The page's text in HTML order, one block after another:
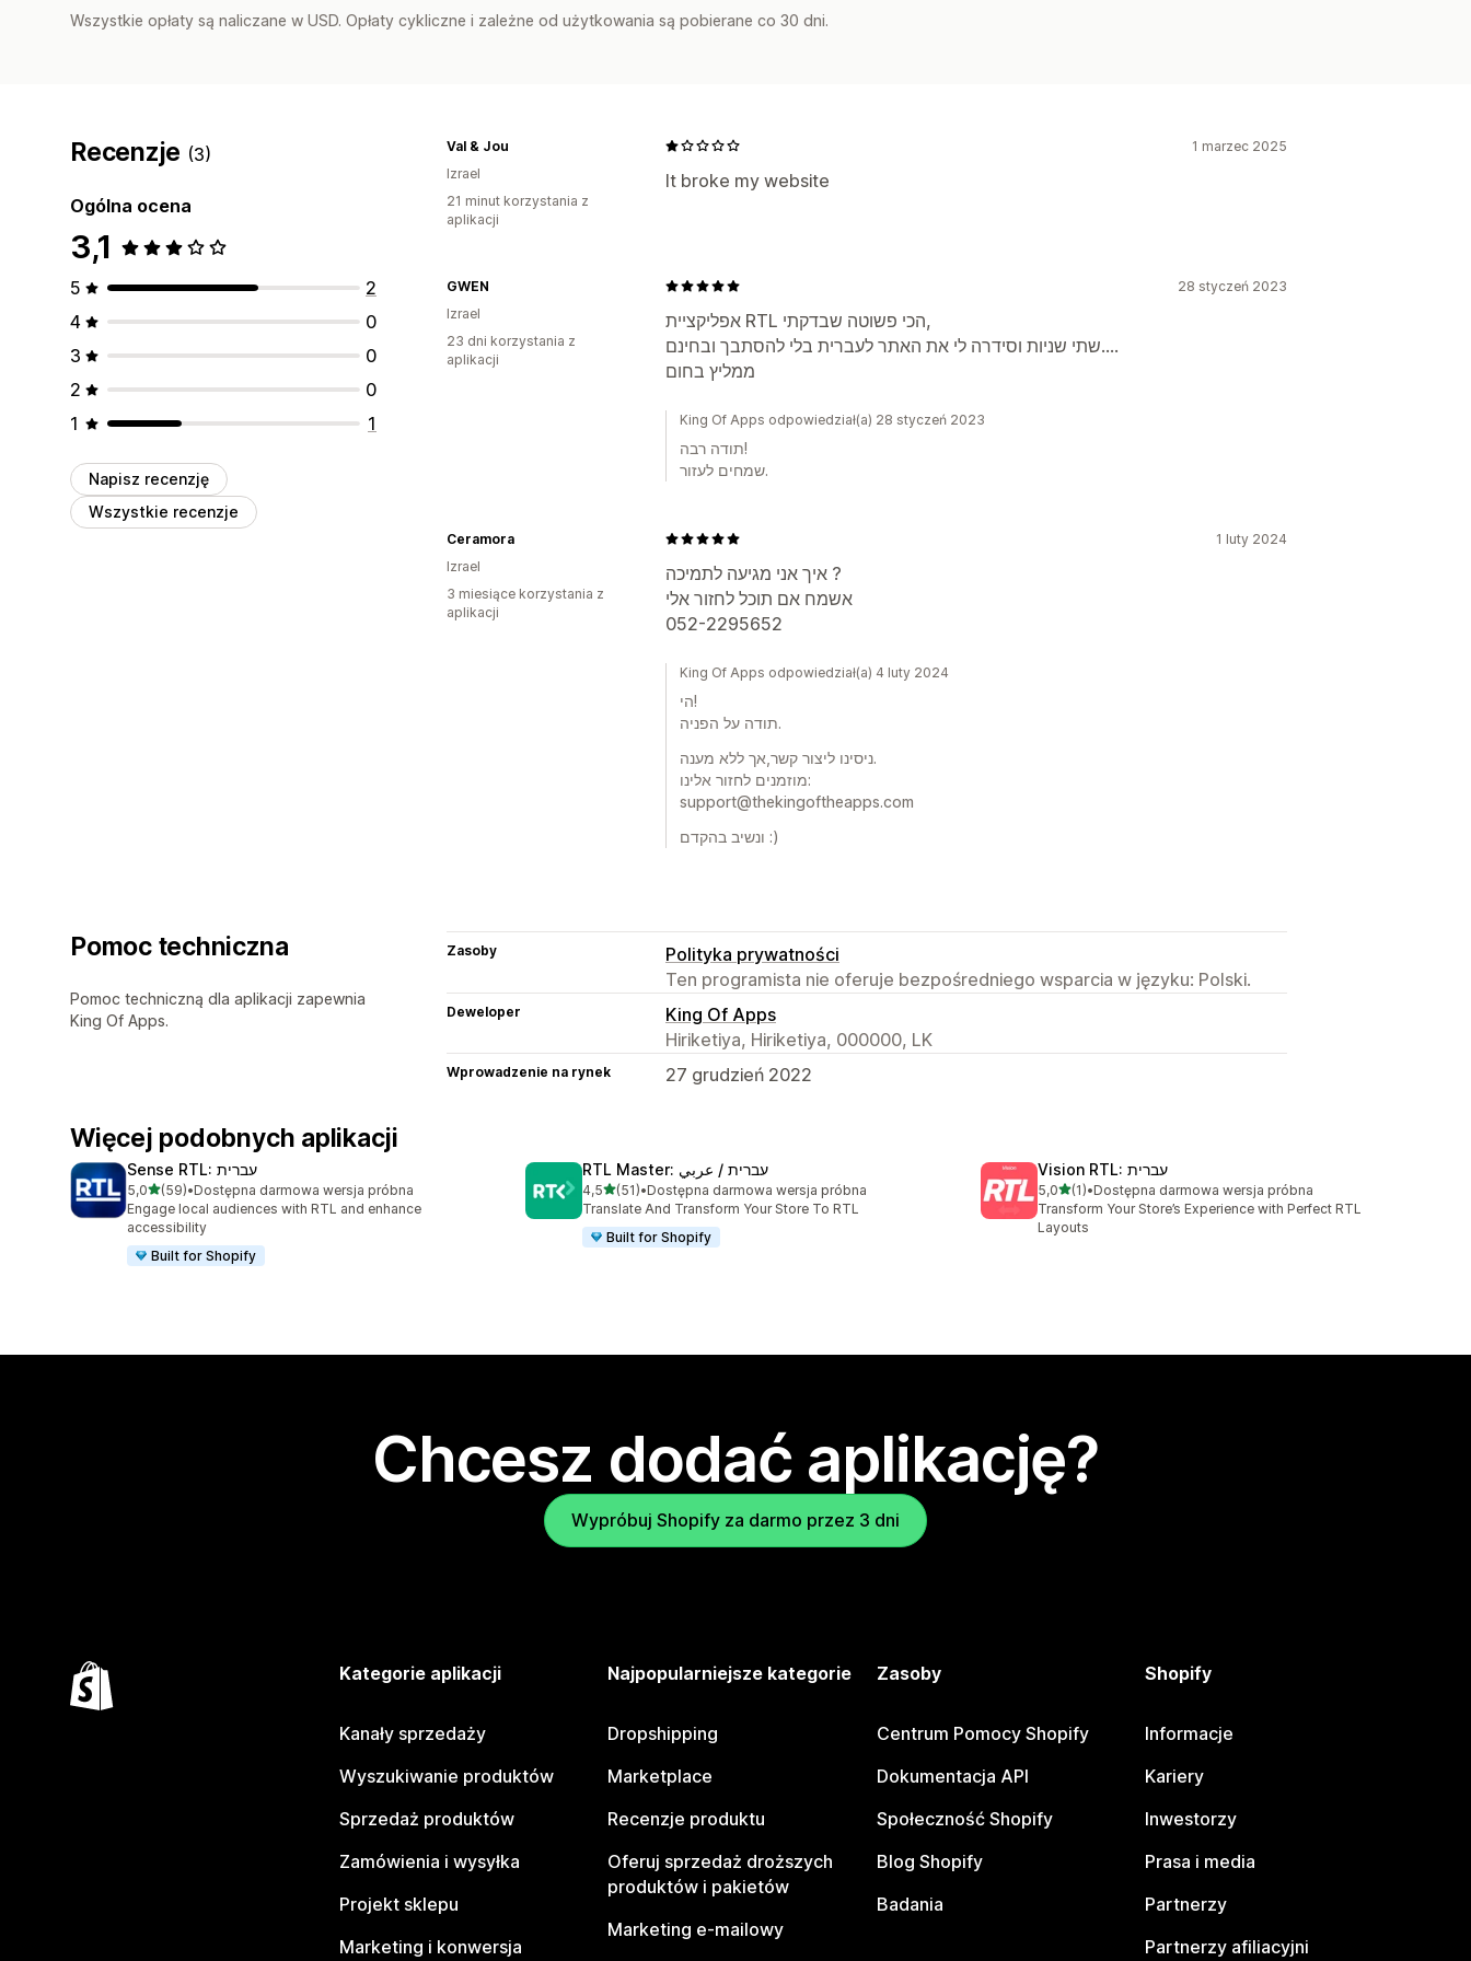
Wszystkie opłaty są naliczane w USD. Opłaty cykliczne i zależne od użytkowania są pobierane co 30 dni.
Recenzje (3)
Ogólna ocena
3,1
5
2
4
0
3
0
2
0
1
1
Napisz recenzję
Wszystkie recenzje
1 marzec 2025
It broke my website
Val & Jou
Izrael
21 minut korzystania z
aplikacji
28 styczeń 2023
אפליקציית RTL הכי פשוטה שבדקתי,
שתי שניות וסידרה לי את האתר לעברית בלי להסתבך ובחינם....
ממליץ בחום
GWEN
Izrael
23 dni korzystania z
aplikacji
King Of Apps odpowiedział(a) 28 styczeń 2023
תודה רבה!
שמחים לעזור.
1 luty 2024
איך אני מגיעה לתמיכה ?
אשמח אם תוכל לחזור אלי
052-2295652
Ceramora
Izrael
3 miesiące korzystania z
aplikacji
King Of Apps odpowiedział(a) 4 luty 2024
הי!
תודה על הפניה.
ניסינו ליצור קשר,אך ללא מענה.
מוזמנים לחזור אלינו:
support@thekingoftheapps.com
ונשיב בהקדם :)
Pomoc techniczna
Pomoc techniczną dla aplikacji zapewnia
King Of Apps.
Zasoby
Polityka prywatności
Ten programista nie oferuje bezpośredniego wsparcia w języku: Polski.
Deweloper
King Of Apps
Hiriketiya, Hiriketiya, 000000, LK
Wprowadzenie na rynek 27 grudzień 2022
Więcej podobnych aplikacji
Sense RTL: עברית
5,0na 5 gwiazdek
(59)
Łączna liczba recenzji: 59
•Dostępna darmowa wersja próbna
Engage local audiences with RTL and enhance
accessibility
Built for Shopify
RTL Master: עברית / عربي
4,5na 5 gwiazdek
(51)
Łączna liczba recenzji: 51
•Dostępna darmowa wersja próbna
Translate And Transform Your Store To RTL
Built for Shopify
Vision RTL: עברית
5,0na 5 gwiazdek
(1)
Łączna liczba recenzji: 1
•Dostępna darmowa wersja próbna
Transform Your Store’s Experience with Perfect RTL
Layouts
Chcesz dodać aplikację?
Wypróbuj Shopify za darmo przez 3 dni
Kategorie aplikacji
Kanały sprzedaży
Wyszukiwanie produktów
Sprzedaż produktów
Zamówienia i wysyłka
Projekt sklepu
Marketing i konwersja
Najpopularniejsze kategorie
Dropshipping
Marketplace
Recenzje produktu
Oferuj sprzedaż droższych
produktów i pakietów
Marketing e-mailowy
Zasoby
Centrum Pomocy Shopify
Dokumentacja API
Społeczność Shopify
Blog Shopify
Badania
Shopify
Informacje
Kariery
Inwestorzy
Prasa i media
Partnerzy
Partnerzy afiliacyjni